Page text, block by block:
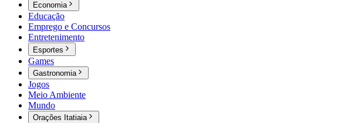
Economia
Educação
Emprego e Concursos
Entretenimento
Esportes
Games
Gastronomia
Jogos
Meio Ambiente
Mundo
Orações Itatiaia